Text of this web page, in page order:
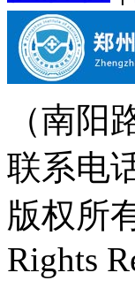
（南
联系电
版权所
Rights